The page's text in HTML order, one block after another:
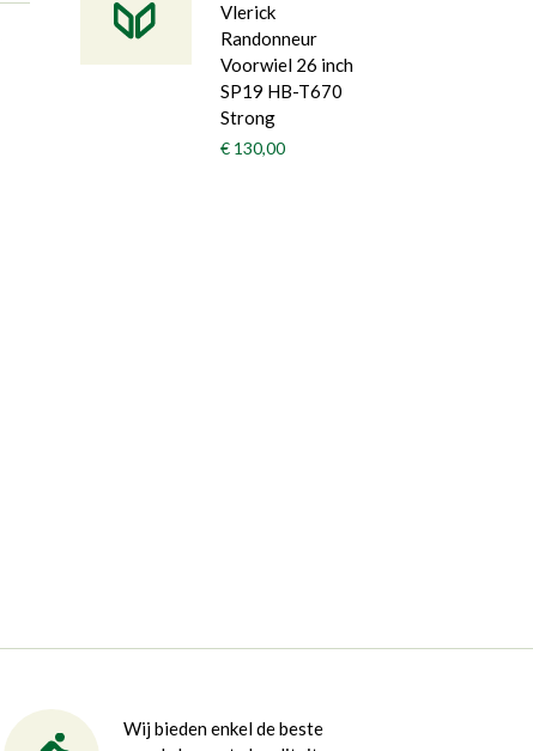
Vlerick
Randonneur
Voorwiel 26 inch
SP19 HB-T670
Strong
€ 130,00
Wij bieden enkel de beste